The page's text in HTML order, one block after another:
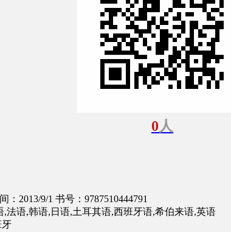
0人
：2013/9/1 书号：9787510444791
法语,韩语,日语,土耳其语,西班牙语,希伯来语,英语
牙